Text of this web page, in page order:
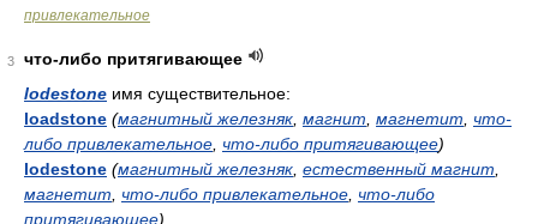
привлекательное
3
что-либо притягивающее
lodestone имя существительное:
loadstone (магнитный железняк магнит магнетит
что-
либо привлекательное что-либо притягивающее)
lodestone (магнитный железняк естественный магнит
магнетит
что-либо привлекательное что-либо
притягивающее)